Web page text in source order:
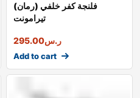
فلنجة كفر خلفي (رمان)
تيرامونت
ر.س295.00
Add to cart